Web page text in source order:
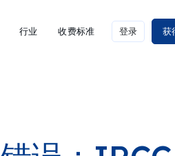
行业 收费标准 登录 获